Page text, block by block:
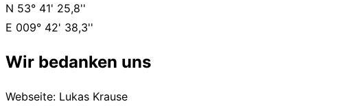
N 53° 41' 25,8''
E 009° 42' 38,3''
Wir bedanken uns
Webseite: Lukas Krause